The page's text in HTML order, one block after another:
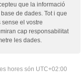
que la informació
de dades. Tot i que
el vostre
cap responsabilitat
les dades.
hores són UTC+02:00